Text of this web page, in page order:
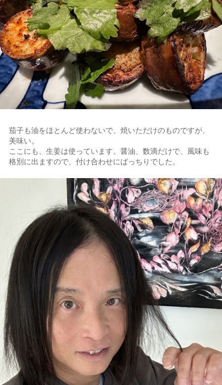
茄子も油をほとんど使わないで、焼いただけのものですが、
美味い。
ここにも、生姜は使っています。醤油、数滴だけで、風味も
格別に出ますので、付け合わせにばっちりでした。